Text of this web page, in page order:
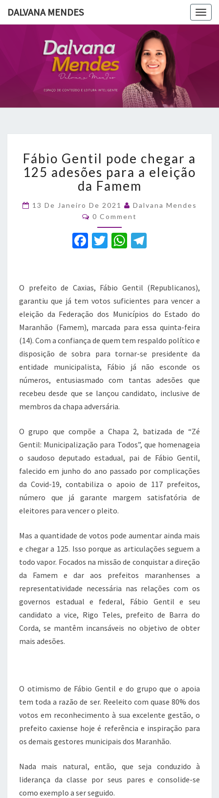
DALVANA MENDES
DALVANA
MENDES
Espaço De
Conteúdo
E Leitura
Inteligente
Gentil
pode
chegar
a
125
adesões
para
a
eleição
Fábio Gentil pode chegar a
125 adesões para a eleição
da Famem
13 De Janeiro De 2021
Dalvana Mendes
Comments
0 Comment
F
e
b
o
o
k
T
te
r
W
s
A
p
p
gr
a
m
O prefeito de Caxias, Fábio Gentil (Republicanos),
garantiu que já tem votos suficientes para vencer a
eleição da Federação dos Municípios do Estado do
Maranhão (Famem), marcada para essa quinta-feira
(14). Com a confiança de quem tem respaldo político e
disposição de sobra para tornar-se presidente da
entidade municipalista, Fábio já não esconde os
números, entusiasmado com tantas adesões que
recebeu desde que se lançou candidato, inclusive de
membros da chapa adversária.
O grupo que compõe a Chapa 2, batizada de “Zé
Gentil: Municipalização para Todos”, que homenageia
o saudoso deputado estadual, pai de Fábio Gentil,
falecido em junho do ano passado por complicações
da Covid-19, contabiliza o apoio de 117 prefeitos,
número que já garante margem satisfatória de
eleitores para vencer o pleito.
Mas a quantidade de votos pode aumentar ainda mais
e chegar a 125. Isso porque as articulações seguem a
todo vapor. Focados na missão de conquistar a direção
da Famem e dar aos prefeitos maranhenses a
representatividade necessária nas relações com os
governos estadual e federal, Fábio Gentil e seu
candidato a vice, Rigo Teles, prefeito de Barra do
Corda, se mantêm incansáveis no objetivo de obter
mais adesões.
O otimismo de Fábio Gentil e do grupo que o apoia
tem toda a razão de ser. Reeleito com quase 80% dos
votos em reconhecimento à sua excelente gestão, o
prefeito caxiense hoje é referência e inspiração para
os demais gestores municipais dos Maranhão.
Nada mais natural, então, que seja conduzido à
liderança da classe por seus pares e consolide-se
como exemplo a ser seguido.